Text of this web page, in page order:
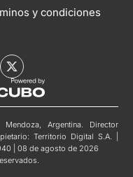
y condiciones
Argentina. Director
Territorio Digital S.A. |
| 08 de agosto de 2026